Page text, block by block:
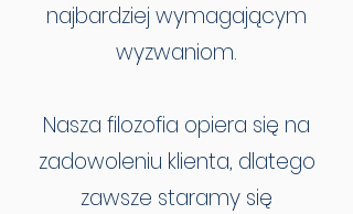
najbardziej wymagającym
wyzwaniom.
Nasza filozofia opiera się na
zadowoleniu klienta, dlatego
zawsze staramy się